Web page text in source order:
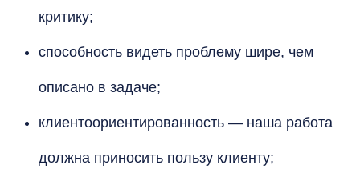
критику;
способность видеть проблему шире, чем
описано в задаче;
клиентоориентированность — наша работа
должна приносить пользу клиенту;